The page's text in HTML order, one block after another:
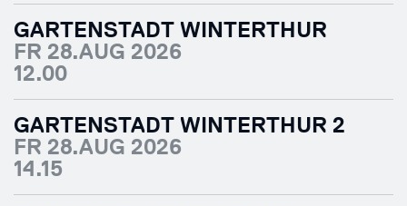
GARTENSTADT WINTERTHUR
FR 28.AUG 2026
12.00
GARTENSTADT WINTERTHUR 2
FR 28.AUG 2026
14.15